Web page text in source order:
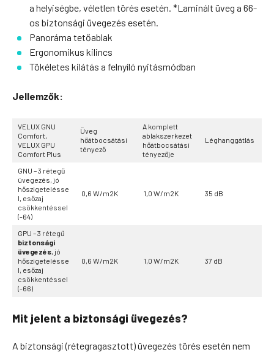
a helyiségbe, véletlen törés esetén. *Laminált üveg a 66-
os biztonsági üvegezés esetén.
Panoráma tetőablak
Ergonomikus kilincs
Tökéletes kilátás a felnyíló nyitásmódban
Jellemzők:
VELUX GNU
Comfort,
VELUX GPU
Comfort Plus
Üveg
hőátbocsátási
tényező
A komplett
ablakszerkezet
hőátbocsátási
tényezője
Léghanggátlás
GNU – 3 rétegű
üvegezés, jó
hőszigetelésse
l, esőzaj
csökkentéssel
(-64)
0,6 W/m2K 1,0 W/m2K 35 dB
GPU – 3 rétegű
biztonsági
üvegezés, jó
hőszigetelésse
l, esőzaj
csökkentéssel
(-66)
0,6 W/m2K 1,0 W/m2K 37 dB
Mit jelent a biztonsági üvegezés?
A biztonsági (rétegragasztott) üvegezés törés esetén nem